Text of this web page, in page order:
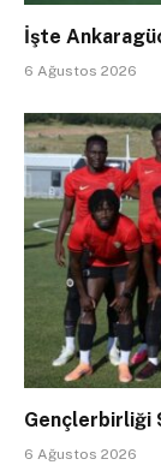
İşte
6 Ağustos 2026
Gençlerbirliği 9
6 Ağustos 2026